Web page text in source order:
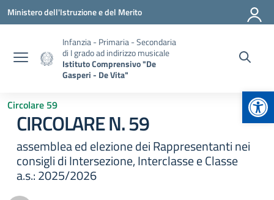
Vai ai contenuti
Vai al menu di navigazione
Vai al footer
Ministero dell'Istruzione e del Merito
Infanzia - Primaria - Secondaria
di I grado ad indirizzo musicale
Istituto Comprensivo "De
Gasperi - De Vita"
Circolare 59
CIRCOLARE N. 59
assemblea ed elezione dei Rappresentanti nei
consigli di Intersezione, Interclasse e Classe
a.s.: 2025/2026